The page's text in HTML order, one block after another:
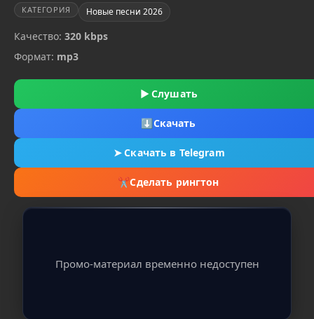
КАТЕГОРИЯ Новые песни 2026
Качество: 320 kbps
Формат: mp3
▶ Слушать
⬇Скачать
➤Скачать в Telegram
✂Сделать рингтон
Промо-материал временно недоступен